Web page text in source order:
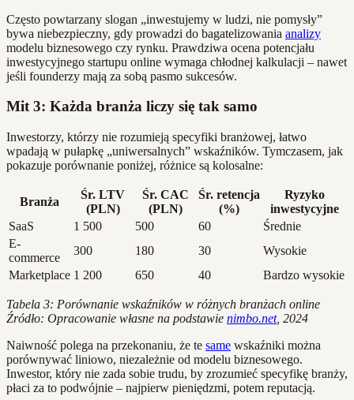
Często powtarzany slogan „inwestujemy w ludzi, nie pomysły”
bywa niebezpieczny, gdy prowadzi do bagatelizowania analizy
modelu biznesowego czy rynku. Prawdziwa ocena potencjału
inwestycyjnego startupu online wymaga chłodnej kalkulacji – nawet
jeśli founderzy mają za sobą pasmo sukcesów.
Mit 3: Każda branża liczy się tak samo
Inwestorzy, którzy nie rozumieją specyfiki branżowej, łatwo
wpadają w pułapkę „uniwersalnych” wskaźników. Tymczasem, jak
pokazuje porównanie poniżej, różnice są kolosalne:
Branża
Śr. LTV
(PLN)
Śr. CAC
(PLN)
Śr. retencja
(%)
Ryzyko
inwestycyjne
SaaS
1 500 500 60
Średnie
E-
commerce
300 180 30
Wysokie
Marketplace 1 200 650 40 Bardzo wysokie
Tabela 3: Porównanie wskaźników w różnych branżach online
Źródło: Opracowanie własne na podstawie nimbo.net, 2024
Naiwność polega na przekonaniu, że te same wskaźniki można
porównywać liniowo, niezależnie od modelu biznesowego.
Inwestor, który nie zada sobie trudu, by zrozumieć specyfikę branży,
płaci za to podwójnie – najpierw pieniędzmi, potem reputacją.